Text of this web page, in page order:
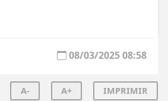
08/03/2025 08:58
A- A+ IMPRIMIR